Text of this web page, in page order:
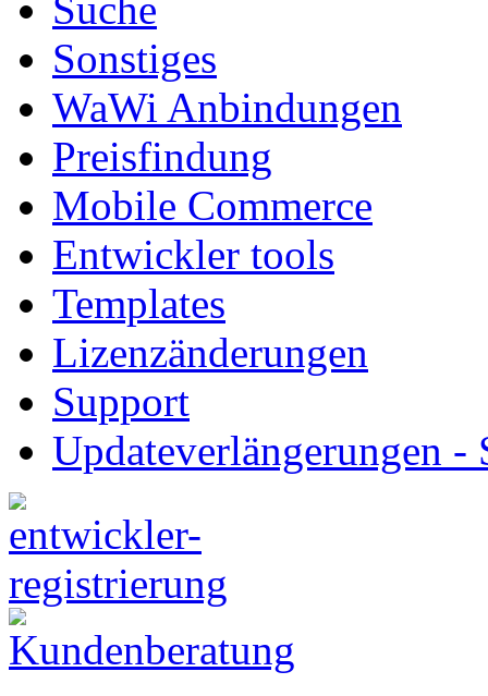
Suche
Sonstiges
WaWi Anbindungen
Preisfindung
Mobile Commerce
Entwickler tools
Templates
Lizenzänderungen
Support
Updateverlängerungen -